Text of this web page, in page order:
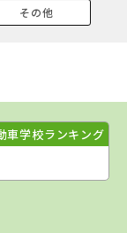
その他
車学校ランキング